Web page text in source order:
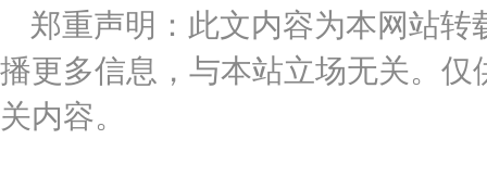
郑重声明：此文内容为本网站
播更多信息，与本站立场无关。
关内容。